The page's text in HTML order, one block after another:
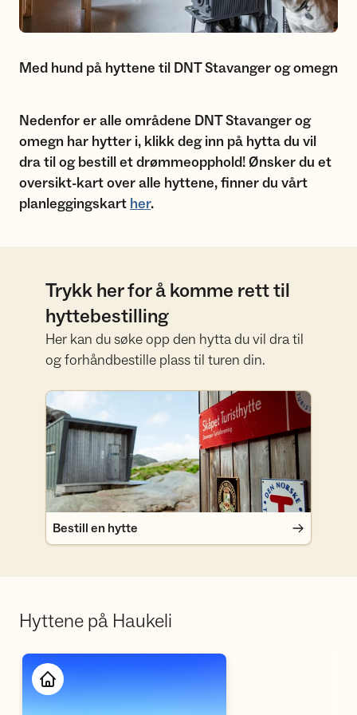
Med hund på hyttene til DNT Stavanger og omegn
Nedenfor er alle områdene DNT Stavanger og
omegn har hytter i, klikk deg inn på hytta du vil
dra til og bestill et drømmeopphold! Ønsker du et
oversikt-kart over alle hyttene, finner du vårt
planleggingskart her.
Trykk her for å komme rett til
hyttebestilling
Her kan du søke opp den hytta du vil dra til
og forhåndbestille plass til turen din.
Bestill en hytte
Bestill en hytte
Hyttene på Haukeli